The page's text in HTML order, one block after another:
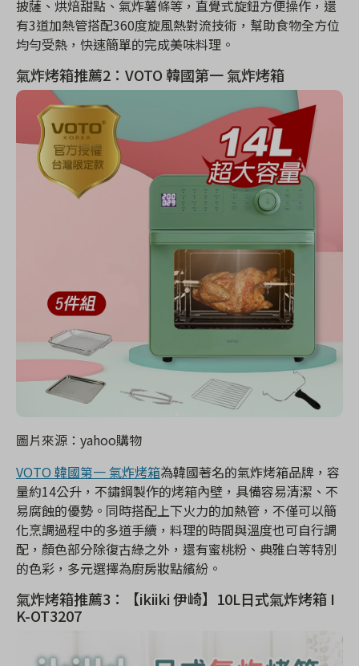
披薩、烘焙甜點、氣炸薯條等，直覺式旋鈕方便操作，還
有3道加熱管搭配360度旋風熱對流技術，幫助食物全方位
均勻受熱，快速簡單的完成美味料理。
氣炸烤箱推薦2：VOTO 韓國第一 氣炸烤箱
圖片來源：yahoo購物
VOTO 韓國第一 氣炸烤箱為韓國著名的氣炸烤箱品牌，容
量約14公升，不鏽鋼製作的烤箱內壁，具備容易清潔、不
易腐蝕的優勢。同時搭配上下火力的加熱管，不僅可以簡
化烹調過程中的多道手續，料理的時間與溫度也可自行調
配，顏色部分除復古綠之外，還有蜜桃粉、典雅白等特別
的色彩，多元選擇為廚房妝點繽紛。
氣炸烤箱推薦3：【ikiiki 伊崎】10L日式氣炸烤箱 I
K-OT3207